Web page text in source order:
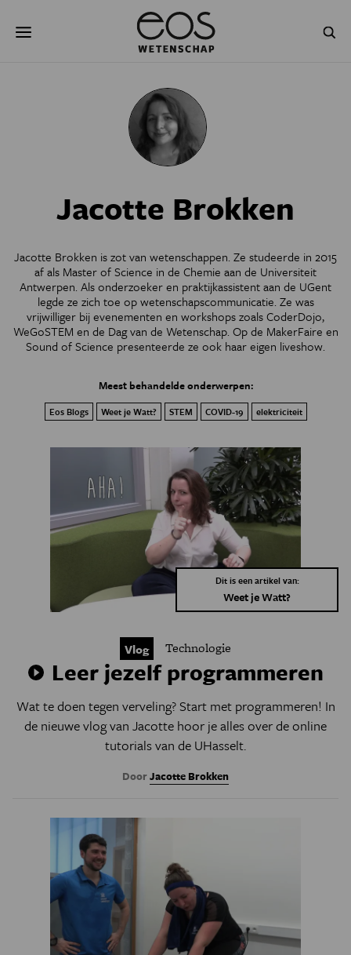
naar
NATUURWETENSCHAPPEN
PSYCHE & BREIN BLOGS
JONGE UITDAGERS
Jacotte Brokken
Jacotte Brokken is zot van wetenschappen. Ze studeerde in 2015
af als Master of Science in de Chemie aan de Universiteit
Antwerpen. Als onderzoeker en praktijkassistent aan de UGent
legde ze zich toe op wetenschapscommunicatie. Ze was
vrijwilliger bij evenementen en workshops zoals CoderDojo,
WeGoSTEM en de Dag van de Wetenschap. Op de MakerFaire en
Sound of Science presenteerde ze ook haar eigen liveshow.
Meest behandelde onderwerpen:
Eos Blogs Weet je Watt? STEM COVID-19 elektriciteit
Dit is een artikel van:
Weet je Watt?
Vlog Technologie
Leer jezelf programmeren
Wat te doen tegen verveling? Start met programmeren! In
de nieuwe vlog van Jacotte hoor je alles over de online
tutorials van de UHasselt.
DoorJacotte Brokken